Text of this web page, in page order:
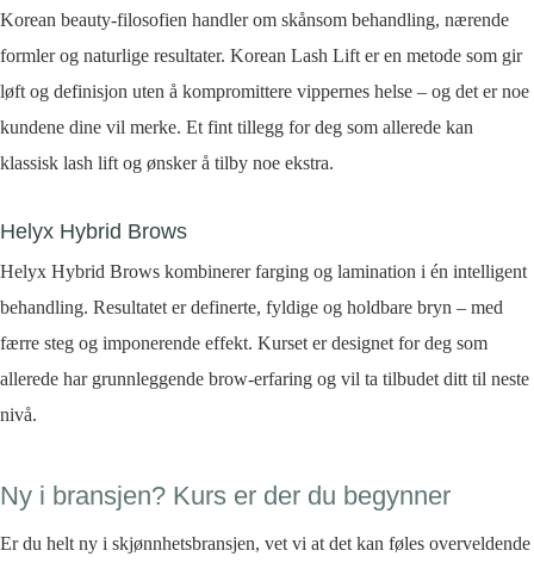
Korean beauty-filosofien handler om skånsom behandling, nærende
formler og naturlige resultater. Korean Lash Lift er en metode som gir
løft og definisjon uten å kompromittere vippernes helse – og det er noe
kundene dine vil merke. Et fint tillegg for deg som allerede kan
klassisk lash lift og ønsker å tilby noe ekstra.
Helyx Hybrid Brows
Helyx Hybrid Brows kombinerer farging og lamination i én intelligent
behandling. Resultatet er definerte, fyldige og holdbare bryn – med
færre steg og imponerende effekt. Kurset er designet for deg som
allerede har grunnleggende brow-erfaring og vil ta tilbudet ditt til neste
nivå.
Ny i bransjen? Kurs er der du begynner
Er du helt ny i skjønnhetsbransjen, vet vi at det kan føles overveldende